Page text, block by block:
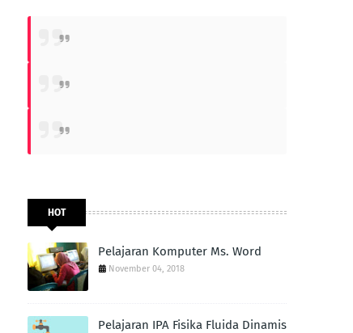
HOT
Pelajaran Komputer Ms. Word
November 04, 2018
Pelajaran IPA Fisika Fluida Dinamis